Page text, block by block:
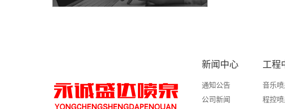
新闻中心
通知公告
公司新闻
工程
音乐喷
程控喷